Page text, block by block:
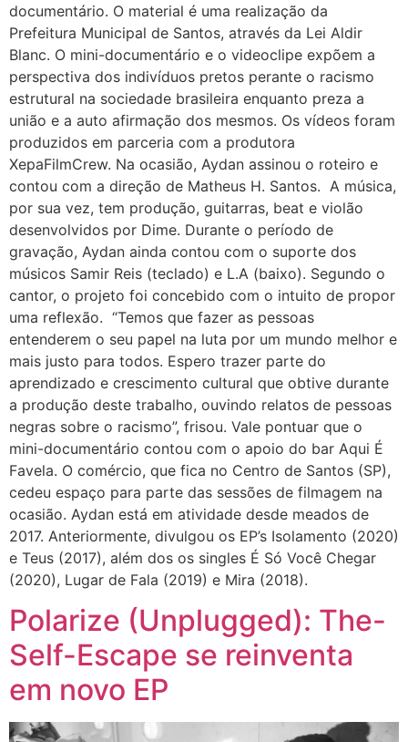
documentário. O material é uma realização da
Prefeitura Municipal de Santos, através da Lei Aldir
Blanc. O mini-documentário e o videoclipe expõem a
perspectiva dos indivíduos pretos perante o racismo
estrutural na sociedade brasileira enquanto preza a
união e a auto afirmação dos mesmos. Os vídeos foram
produzidos em parceria com a produtora
XepaFilmCrew. Na ocasião, Aydan assinou o roteiro e
contou com a direção de Matheus H. Santos. A música,
por sua vez, tem produção, guitarras, beat e violão
desenvolvidos por Dime. Durante o período de
gravação, Aydan ainda contou com o suporte dos
músicos Samir Reis (teclado) e L.A (baixo). Segundo o
cantor, o projeto foi concebido com o intuito de propor
uma reflexão. “Temos que fazer as pessoas
entenderem o seu papel na luta por um mundo melhor e
mais justo para todos. Espero trazer parte do
aprendizado e crescimento cultural que obtive durante
a produção deste trabalho, ouvindo relatos de pessoas
negras sobre o racismo”, frisou. Vale pontuar que o
mini-documentário contou com o apoio do bar Aqui É
Favela. O comércio, que fica no Centro de Santos (SP),
cedeu espaço para parte das sessões de filmagem na
ocasião. Aydan está em atividade desde meados de
2017. Anteriormente, divulgou os EP’s Isolamento (2020)
e Teus (2017), além dos os singles É Só Você Chegar
(2020), Lugar de Fala (2019) e Mira (2018).
Polarize (Unplugged): The-
Self-Escape se reinventa
em novo EP